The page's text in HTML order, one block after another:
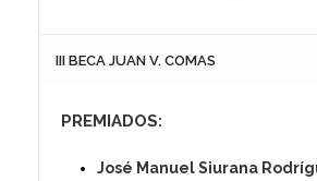
III BECA JUAN V. COMAS
PREMIADOS:
José Manuel Siurana